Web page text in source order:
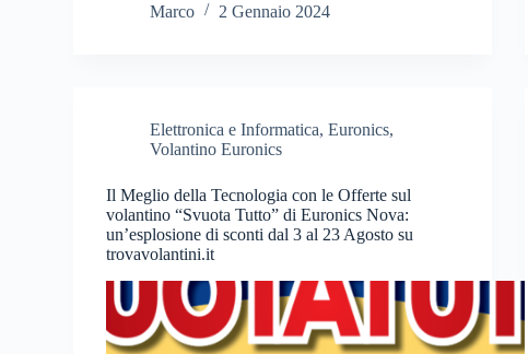
Marco 2 Gennaio 2024
Elettronica e Informatica,Euronics,
Volantino Euronics
Il Meglio della Tecnologia con le Offerte sul
volantino “Svuota Tutto” di Euronics Nova:
un’esplosione di sconti dal 3 al 23 Agosto su
trovavolantini.it